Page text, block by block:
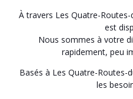
À travers Les Quatre-
est
Nous sommes à votre
rapidement, peu
Basés à Les Quatre-Routes-
les